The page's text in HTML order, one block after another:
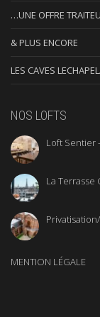
…UNE OFFRE
& PLUS ENCORE
LES CAVES
NOS LOFTS
Loft Sentier
La Terrasse
MENTION LÉGALE